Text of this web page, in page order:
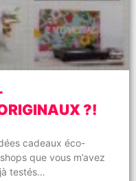
?!
cadeaux éco-
que vous m’avez
testés…